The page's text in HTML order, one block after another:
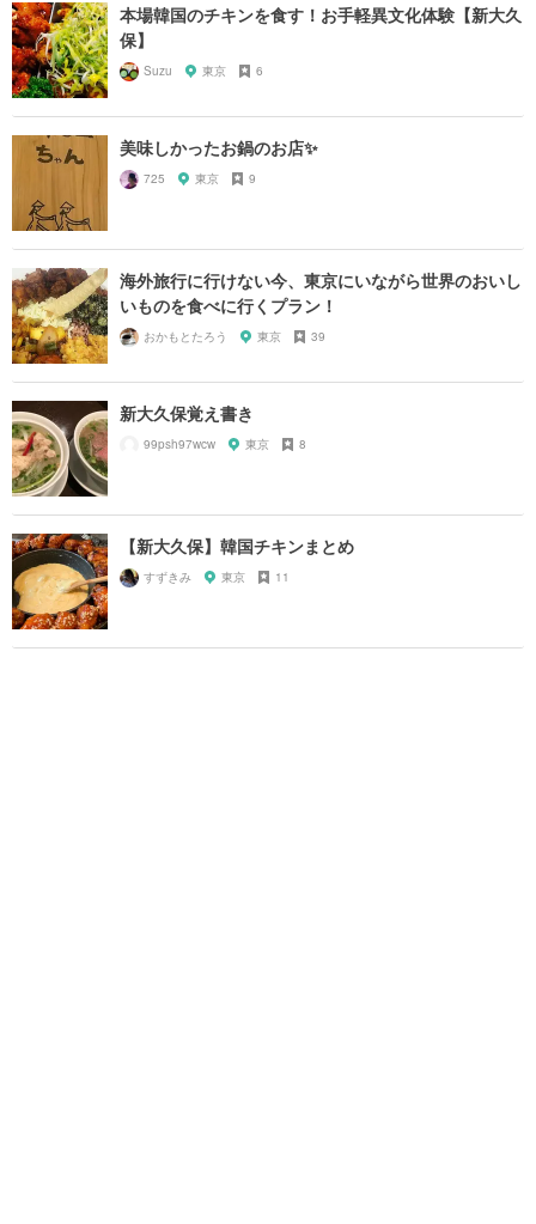
本場韓国のチキンを食す！お手軽異文化体験【新大久
保】
Suzu 東京 6
美味しかったお鍋のお店✨
725 東京 9
海外旅行に行けない今、東京にいながら世界のおいし
いものを食べに行くプラン！
おかもとたろう 東京 39
新大久保覚え書き
99psh97wcw 東京 8
【新大久保】韓国チキンまとめ
すずきみ 東京 11